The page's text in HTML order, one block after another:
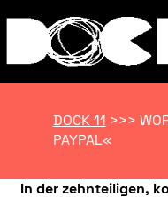
DOCK 11 >>>
PAYPAL«
In der zehnteiligen,